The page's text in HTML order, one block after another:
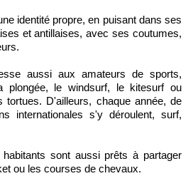
identité propre, en puisant dans ses
et antillaises, avec ses coutumes,
aussi aux amateurs de sports,
plongée, le windsurf, le kitesurf ou
D'ailleurs, chaque année, de
internationales s'y déroulent, surf,
sont aussi prêts à partager
ou les courses de chevaux.